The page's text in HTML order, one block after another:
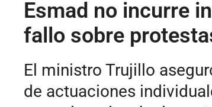
Esmad no incurre
fallo sobre
El ministro Trujillo
de actuaciones